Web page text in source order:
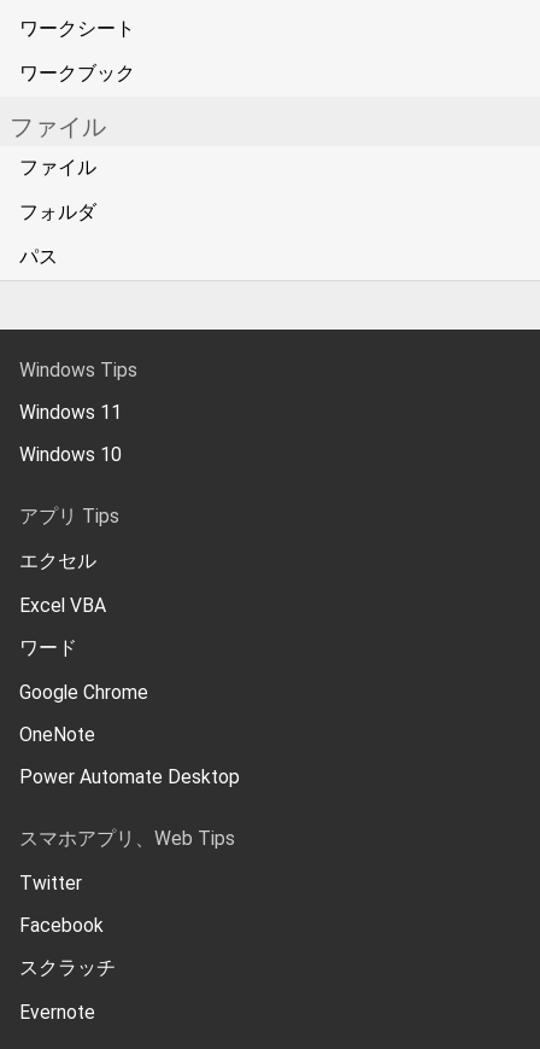
ワークシート
ワークブック
ファイル
ファイル
フォルダ
パス
Windows Tips
Windows 11
Windows 10
アプリ Tips
エクセル
Excel VBA
ワード
Google Chrome
OneNote
Power Automate Desktop
スマホアプリ、Web Tips
Twitter
Facebook
スクラッチ
Evernote